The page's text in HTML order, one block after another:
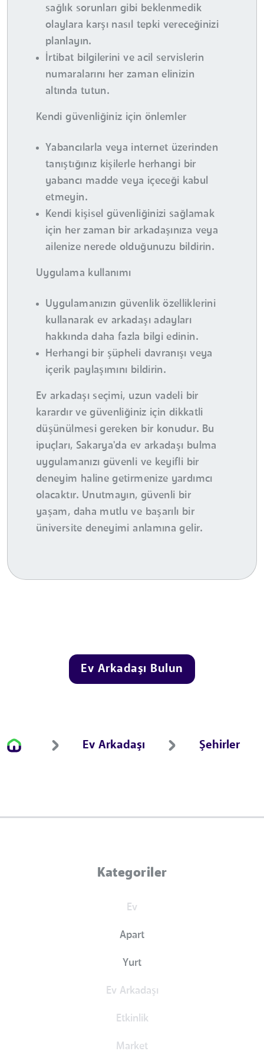
sağlık sorunları gibi beklenmedik
olaylara karşı nasıl tepki vereceğinizi
planlayın.
İrtibat bilgilerini ve acil servislerin
numaralarını her zaman elinizin
altında tutun.
Kendi güvenliğiniz için önlemler
Yabancılarla veya internet üzerinden
tanıştığınız kişilerle herhangi bir
yabancı madde veya içeceği kabul
etmeyin.
Kendi kişisel güvenliğinizi sağlamak
için her zaman bir arkadaşınıza veya
ailenize nerede olduğunuzu bildirin.
Uygulama kullanımı
Uygulamanızın güvenlik özelliklerini
kullanarak ev arkadaşı adayları
hakkında daha fazla bilgi edinin.
Herhangi bir şüpheli davranışı veya
içerik paylaşımını bildirin.
Ev arkadaşı seçimi, uzun vadeli bir
karardır ve güvenliğiniz için dikkatli
düşünülmesi gereken bir konudur. Bu
ipuçları, Sakarya'da ev arkadaşı bulma
uygulamanızı güvenli ve keyifli bir
deneyim haline getirmenize yardımcı
olacaktır. Unutmayın, güvenli bir
yaşam, daha mutlu ve başarılı bir
üniversite deneyimi anlamına gelir.
Ev Arkadaşı Bulun
Ev Arkadaşı Şehirler
Kategoriler
Ev
Apart
Yurt
Ev Arkadaşı
Etkinlik
Market